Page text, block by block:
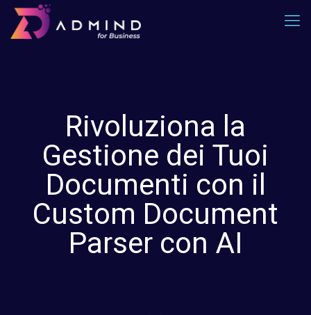
Rivoluziona la
Gestione dei Tuoi
Documenti con il
Custom Document
Parser con AI